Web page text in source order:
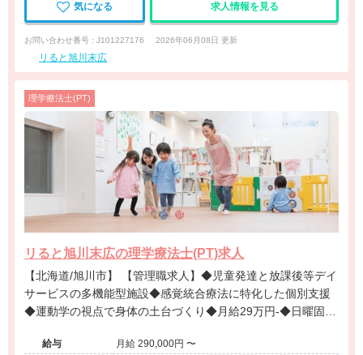
気になる 求人情報を見る
お問い合わせ番号 : J101227176 2026年06月08日 更新
リると旭川末広
理学療法士(PT)
リると旭川末広の理学療法士(PT)求人
【北海道/旭川市】 【管理職求人】◆児童発達と放課後等デイ
サービスの多機能型施設◆感覚統合療法に特化した個別支援
◆運動学の視点で身体の土台づくり◆月給29万円-◆日曜固定
成長を共有する風土◆退職金制度あり
給与
月給 290,000円 〜